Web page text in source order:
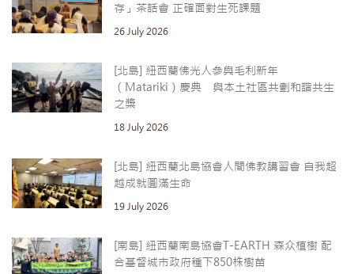
存」茶話會 正確面對生死課題
26 July 2026
[北島] 紐西蘭佛光人參與毛利新年
（Matariki）慶典 與本土社區共劃和諧共生
之槳
18 July 2026
[北島] 紐西蘭北島協會人間佛教講習會 自我超
越成就圓滿生命
19 July 2026
[南島] 紐西蘭南島協會T-EARTH 森众植樹 配
合基督城市政府種下850株樹苗